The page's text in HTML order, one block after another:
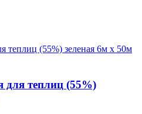
для теплиц (55%)